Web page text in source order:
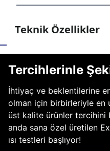
Teknik Özellikler
Tercihlerinle
İhtiyaç ve beklentilerine
olman için birbirleriyle en
üst kalite ürünler tercihini
anda sana özel üretilen
ısı testleri başlıyor!